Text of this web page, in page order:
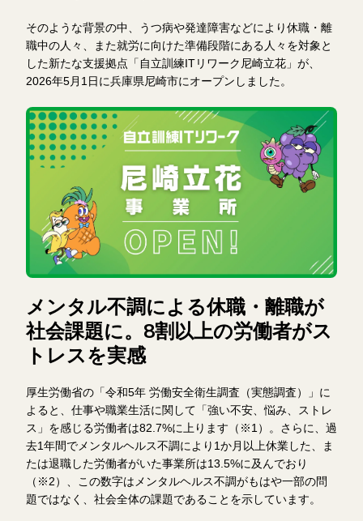
そのような背景の中、うつ病や発達障害などにより休職・離
職中の人々、また就労に向けた準備段階にある人々を対象と
した新たな支援拠点「自立訓練ITリワーク尼崎立花」が、
2026年5月1日に兵庫県尼崎市にオープンしました。
メンタル不調による休職・離職が
社会課題に。8割以上の労働者がス
トレスを実感
厚生労働省の「令和5年 労働安全衛生調査（実態調査）」に
よると、仕事や職業生活に関して「強い不安、悩み、ストレ
ス」を感じる労働者は82.7%に上ります（※1）。さらに、過
去1年間でメンタルヘルス不調により1か月以上休業した、ま
たは退職した労働者がいた事業所は13.5%に及んでおり
（※2）、この数字はメンタルヘルス不調がもはや一部の問
題ではなく、社会全体の課題であることを示しています。